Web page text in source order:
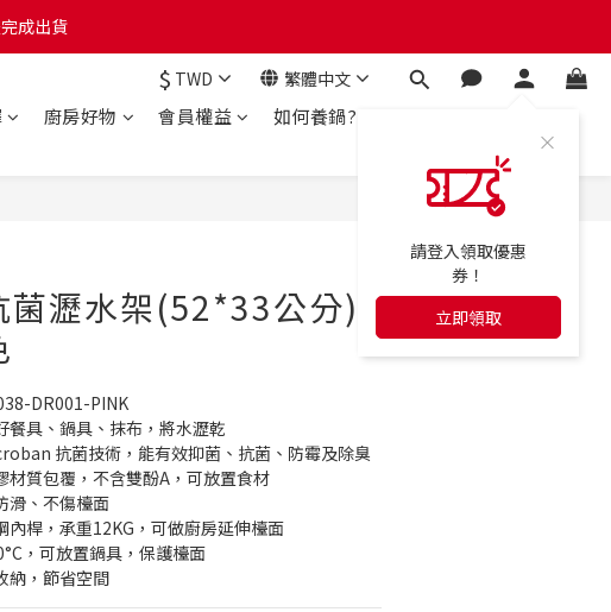
成出貨
成出貨
成出貨
$ TWD 繁體中文
請登入領取優惠
券！
立即領取
廚房好物 會員權益 如何養鍋?
菌瀝水架(52*33公分)-
DR001-PINK
具、鍋具、抹布，將水瀝乾
抗菌技術，能有效抑菌、抗菌、防霉及除臭
質包覆，不含雙酚A，可放置食材
滑、不傷檯面
桿，承重12KG，可做廚房延伸檯面
，可放置鍋具，保護檯面
納，節省空間